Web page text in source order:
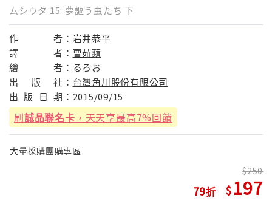
ムシウタ 15: 夢謳う虫たち 下
作 者： 岩井恭平
譯
者： 曹茹蘋
繪
者： るろお
出
版 社： 台灣角川股份有限公司
出 版 日 期： 2015/09/15
刷誠品聯名卡 ，天天享最高7%回饋
大量採購團購專區
79
250
197